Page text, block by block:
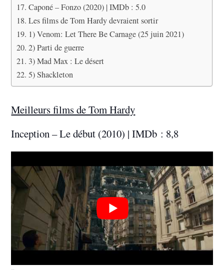
Caponé – Fonzo (2020) | IMDb : 5.0
Les films de Tom Hardy devraient sortir
1) Venom: Let There Be Carnage (25 juin 2021)
2) Parti de guerre
3) Mad Max : Le désert
5) Shackleton
Meilleurs films de Tom Hardy
Inception – Le début (2010) | IMDb : 8,8